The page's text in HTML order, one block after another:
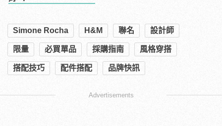
Simone Rocha H&M 聯名 設計師
限量 必買單品 採購指南 風格穿搭
搭配技巧 配件搭配 品牌快訊
Advertisements